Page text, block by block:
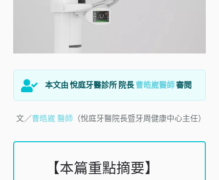
本文由 悅庭牙醫診所 院長曹皓崴醫師審閱
文／曹皓崴 醫師 （悅庭牙醫院長暨牙周健康中心主任）
【本篇重點摘要】